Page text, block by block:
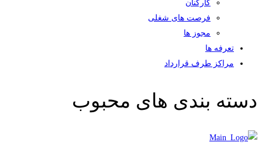
کارکنان
فرصت های شغلی
مجوز ها
تعرفه ها
مراکز طرف قرارداد
دسته بندی های محبوب